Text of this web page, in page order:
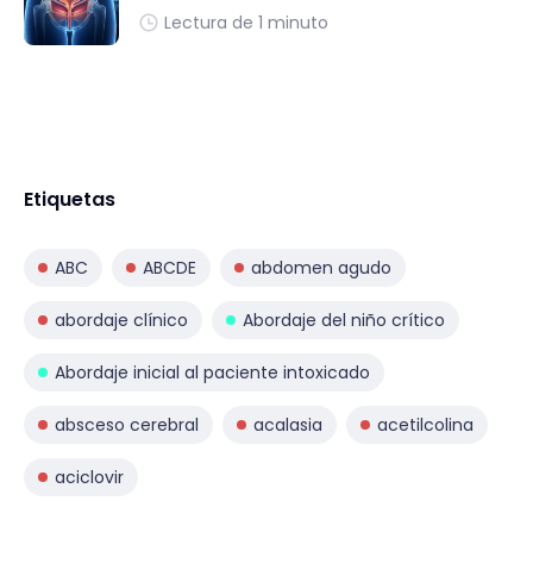
Lectura de 1 minuto
Etiquetas
ABC ABCDE abdomen agudo
abordaje clínico Abordaje del niño crítico
Abordaje inicial al paciente intoxicado
absceso cerebral acalasia acetilcolina
aciclovir